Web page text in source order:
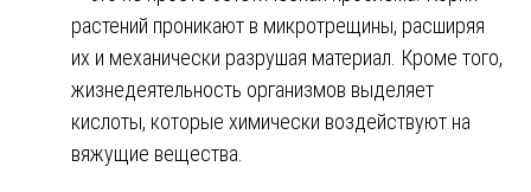
растений проникают в микротрещины, расширяя
их и механически разрушая материал. Кроме того,
жизнедеятельность организмов выделяет
кислоты, которые химически воздействуют на
вяжущие вещества.